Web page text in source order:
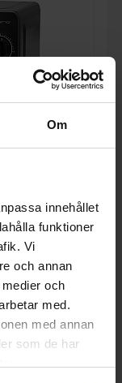
Om
innehållet
funktioner
Vi
och annan
och
med.
med annan
som de har
17%